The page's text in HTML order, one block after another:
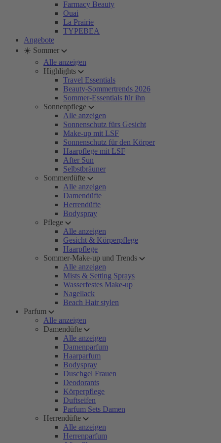
Farmacy Beauty
Ouai
La Prairie
TYPEBEA
Angebote
☀️ Sommer
Alle anzeigen
Highlights
Travel Essentials
Beauty-Sommertrends 2026
Sommer-Essentials für ihn
Sonnenpflege
Alle anzeigen
Sonnenschutz fürs Gesicht
Make-up mit LSF
Sonnenschutz für den Körper
Haarpflege mit LSF
After Sun
Selbstbräuner
Sommerdüfte
Alle anzeigen
Damendüfte
Herrendüfte
Bodyspray
Pflege
Alle anzeigen
Gesicht & Körperpflege
Haarpflege
Sommer-Make-up und Trends
Alle anzeigen
Mists & Setting Sprays
Wasserfestes Make-up
Nagellack
Beach Hair stylen
Parfum
Alle anzeigen
Damendüfte
Alle anzeigen
Damenparfum
Haarparfum
Bodyspray
Duschgel Frauen
Deodorants
Körperpflege
Duftseifen
Parfum Sets Damen
Herrendüfte
Alle anzeigen
Herrenparfum